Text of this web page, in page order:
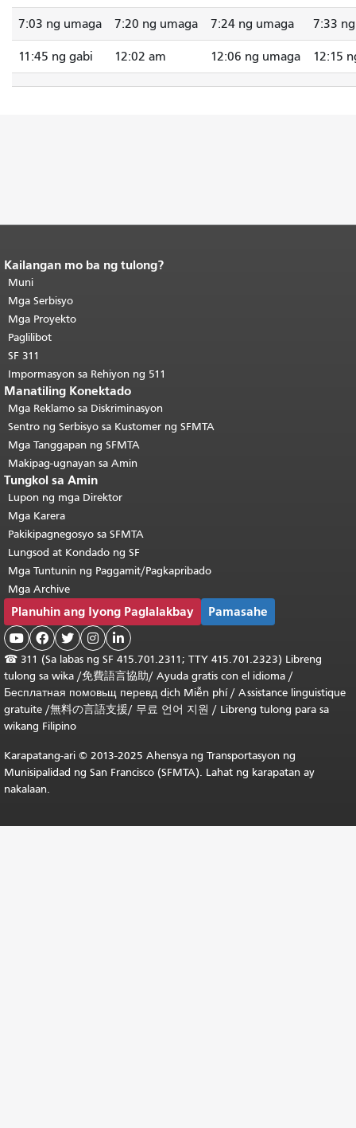
7:03 ng umaga 7:20 ng umaga 7:24 ng umaga 7:33
11:45 ng gabi 12:02 am 12:06 ng umaga 12:15
Katapusan ng nilalaman ng
pahina.
pahinang ito ay nauulit sa bawat
pahina.Bumalik sa tuktok ng
pangunahing nilalaman
Kailangan mo ba ng tulong?
Muni
Mga Serbisyo
Mga Proyekto
Paglilibot
SF 311
Impormasyon sa Rehiyon ng 511
Manatiling Konektado
Mga Reklamo sa Diskriminasyon
Sentro ng Serbisyo sa Kustomer ng SFMTA
Mga Tanggapan ng SFMTA
Makipag-ugnayan sa Amin
Tungkol sa Amin
Lupon ng mga Direktor
Mga Karera
Pakikipagnegosyo sa SFMTA
Lungsod at Kondado ng SF
Mga Tuntunin ng Paggamit/Pagkapribado
Mga Archive
Planuhin ang Iyong Paglalakbay Pamasahe
    
☎ 311 (Sa labas ng SF 415.701.2311; TTY 415.701.2323) Libreng
tulong sa wika /免費語言協助/ Ayuda gratis con el idioma /
Бесплатная помовьщ перевд dịch Miễn phí/ Assistance linguistique
gratuite /無料の言語支援/ 무료 언어 지원 / Libreng tulong para sa
wikang Filipino
Karapatang-ari © 2013-2025 Ahensya ng Transportasyon ng
Munisipalidad ng San Francisco (SFMTA). Lahat ng karapatan ay
nakalaan.